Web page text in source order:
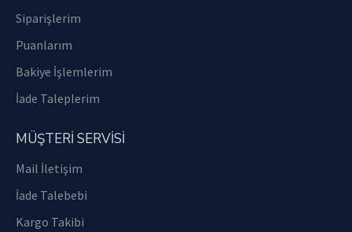
Siparişlerim
Puanlarım
Bakiye İşlemlerim
İade Taleplerim
MÜŞTERİ SERVİSİ
Mail İletişim
İade Talebebi
Kargo Takibi